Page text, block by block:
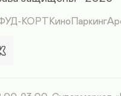
КОРТ Кино Паркинг